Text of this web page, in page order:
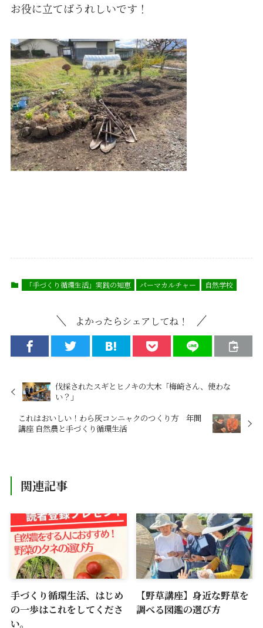
お役に立てばうれしいです！
「手づくり循環生活」実践の知恵 パーマカルチャー 自然学校
よかったらシェアしてね！
伐採されたスギとヒノキの大木「梅崎さん、使わな
い？」
これはおいしい！わら灰コンニャクのつくり方 年間
講座 自然農と手づくり循環生活
関連記事
手づくり循環生活、はじめ
の一歩はこれをしてくださ
い。
【野草講座】身近な野草を
調べる図鑑の選び方